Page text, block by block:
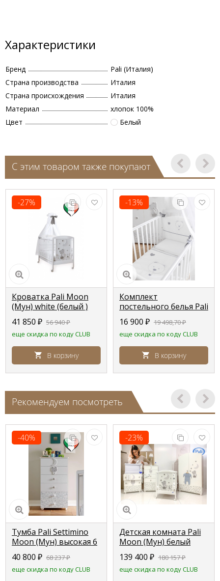
Характеристики
Бренд
Pali (Италия)
Страна производства
Италия
Страна происхождения
Италия
Материал
хлопок 100%
Цвет
Белый
С этим товаром также покупают
-27%
Кроватка Pali Moon
(Мун) white (белый )
41 850 ₽ 56 940₽
еще скидка по коду CLUB
В корзину
-13%
Комплект
постельного белья Pali
Moon (Мун)
16 900 ₽ 19 498,70₽
еще скидка по коду CLUB
В корзину
Рекомендуем посмотреть
-40%
Тумба Pali Settimino
Moon (Мун)​ высокая 6
ящиков белый (white)
40 800 ₽ 68 237₽
еще скидка по коду CLUB
-23%
Детская комната Pali
Moon (Мун) белый
(white )
139 400 ₽ 180 157₽
еще скидка по коду CLUB